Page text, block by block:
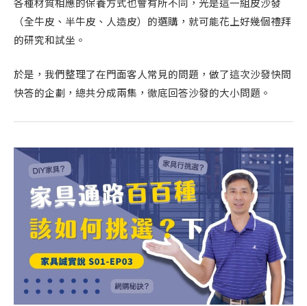
（全牛皮、半牛皮、人造皮）的選購，就可能花上好幾個禮拜
的研究和試坐。
於是，我們整理了在門面客人常見的問題，做了這次沙發快問
快答的企劃，總共分成兩集，徹底回答沙發的大小問題。